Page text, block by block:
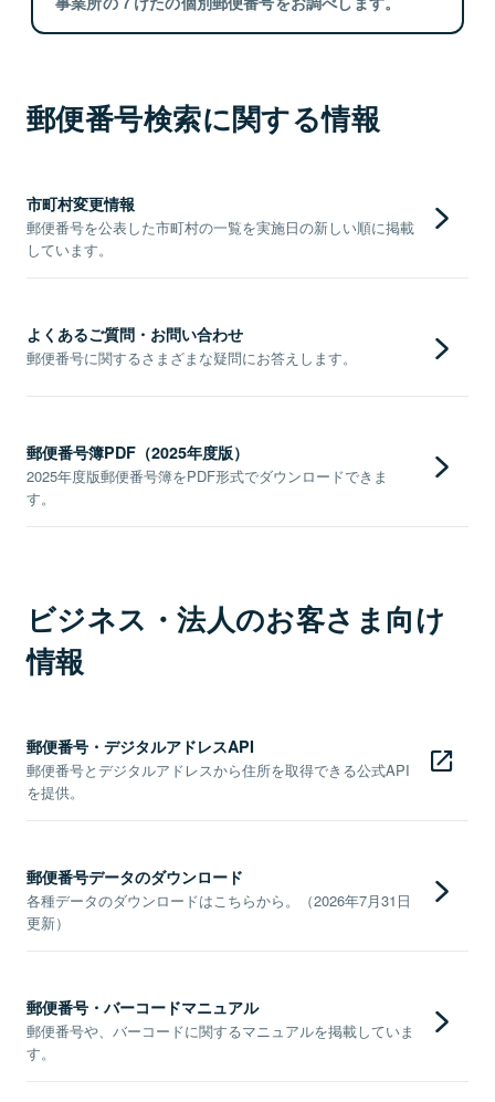
郵便番号検索に関する情報
市町村変更情報
郵便番号を公表した市町村の一覧を実施日の新しい順に掲載
しています。
よくあるご質問・お問い合わせ
郵便番号に関するさまざまな疑問にお答えします。
郵便番号簿PDF（2025年度版）
2025年度版郵便番号簿をPDF形式でダウンロードできま
す。
ビジネス・法人のお客さま向け
情報
郵便番号・デジタルアドレスAPI
郵便番号とデジタルアドレスから住所を取得できる公式API
を提供。
郵便番号データのダウンロード
各種データのダウンロードはこちらから。（2026年7月31日
更新）
郵便番号・バーコードマニュアル
郵便番号や、バーコードに関するマニュアルを掲載していま
す。